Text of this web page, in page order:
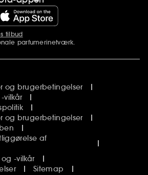
tilbud
parfumerinetværk.
og brugerbetingelser
vilkår
og brugerbetingelser
af
-vilkår
Sitemap